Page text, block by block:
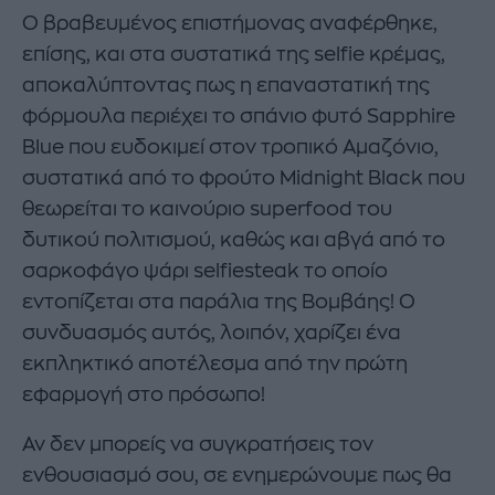
Ο βραβευμένος επιστήμονας αναφέρθηκε,
επίσης, και στα συστατικά της selfie κρέμας,
αποκαλύπτοντας πως η επαναστατική της
φόρμουλα περιέχει το σπάνιο φυτό Sapphire
Blue που ευδοκιμεί στον τροπικό Αμαζόνιο,
συστατικά από το φρούτο Midnight Black που
θεωρείται το καινούριο superfood του
δυτικού πολιτισμού, καθώς και αβγά από το
σαρκοφάγο ψάρι selfiesteak το οποίο
εντοπίζεται στα παράλια της Βομβάης! Ο
συνδυασμός αυτός, λοιπόν, χαρίζει ένα
εκπληκτικό αποτέλεσμα από την πρώτη
εφαρμογή στο πρόσωπο!
Αν δεν μπορείς να συγκρατήσεις τον
ενθουσιασμό σου, σε ενημερώνουμε πως θα